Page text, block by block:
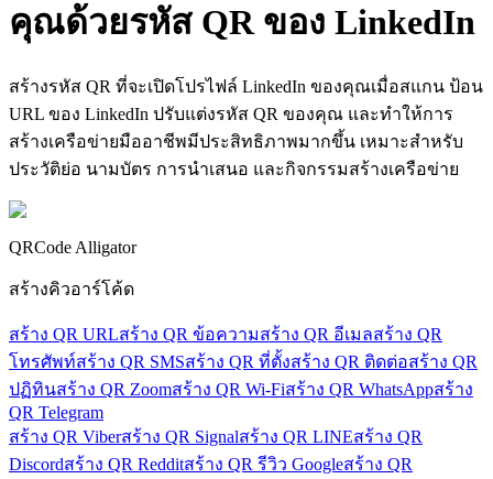
คุณด้วยรหัส QR ของ LinkedIn
สร้างรหัส QR ที่จะเปิดโปรไฟล์ LinkedIn ของคุณเมื่อสแกน ป้อน
URL ของ LinkedIn ปรับแต่งรหัส QR ของคุณ และทำให้การ
สร้างเครือข่ายมืออาชีพมีประสิทธิภาพมากขึ้น เหมาะสำหรับ
ประวัติย่อ นามบัตร การนำเสนอ และกิจกรรมสร้างเครือข่าย
QRCode Alligator
สร้างคิวอาร์โค้ด
สร้าง QR URLสร้าง QR ข้อความสร้าง QR อีเมลสร้าง QR
โทรศัพท์สร้าง QR SMSสร้าง QR ที่ตั้งสร้าง QR ติดต่อสร้าง QR
ปฏิทินสร้าง QR Zoomสร้าง QR Wi-Fiสร้าง QR WhatsAppสร้าง
QR Telegram
สร้าง QR Viberสร้าง QR Signalสร้าง QR LINEสร้าง QR
Discordสร้าง QR Redditสร้าง QR รีวิว Googleสร้าง QR